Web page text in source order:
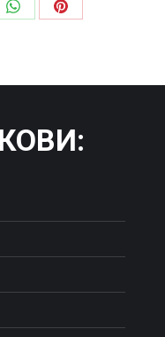
Share
Share
: